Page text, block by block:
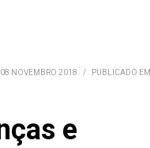
NOVEMBRO 2018 / PUBLICADO EM
e